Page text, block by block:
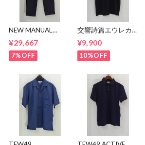
NEW MANUAL
JEANS
¥29,667
7%OFF
交響詩篇エウレカセ
MOSH
MISFITS"EUREKA"
TEE
¥9,900
10%OFF